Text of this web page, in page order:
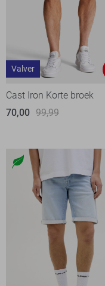
Valver
Cast Iron Korte broek
70,00 99,99